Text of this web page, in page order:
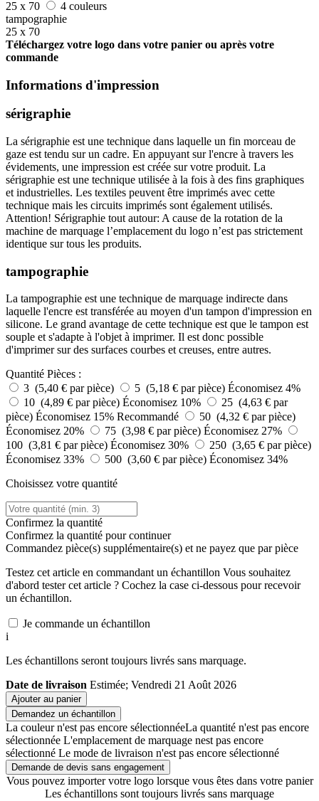
25 x 70
4 couleurs
tampographie
25 x 70
Téléchargez votre logo dans votre panier ou après votre
commande
Informations d'impression
sérigraphie
La sérigraphie est une technique dans laquelle un fin morceau de
gaze est tendu sur un cadre. En appuyant sur l'encre à travers les
évidements, une impression est créée sur votre produit. La
sérigraphie est une technique utilisée à la fois à des fins graphiques
et industrielles. Les textiles peuvent être imprimés avec cette
technique mais les circuits imprimés sont également utilisés.
Attention! Sérigraphie tout autour: A cause de la rotation de la
machine de marquage l’emplacement du logo n’est pas strictement
identique sur tous les produits.
tampographie
La tampographie est une technique de marquage indirecte dans
laquelle l'encre est transférée au moyen d'un tampon d'impression en
silicone. Le grand avantage de cette technique est que le tampon est
souple et s'adapte à l'objet à imprimer. Il est donc possible
d'imprimer sur des surfaces courbes et creuses, entre autres.
Quantité Pièces :
3 (5,40 € par pièce)
5 (5,18 € par pièce) Économisez 4%
10 (4,89 € par pièce) Économisez 10%
25 (4,63 € par
pièce) Économisez 15% Recommandé
50 (4,32 € par pièce)
Économisez 20%
75 (3,98 € par pièce) Économisez 27%
100 (3,81 € par pièce) Économisez 30%
250 (3,65 € par pièce)
Économisez 33%
500 (3,60 € par pièce) Économisez 34%
Choisissez votre quantité
Confirmez la quantité
Confirmez la quantité pour continuer
Commandez pièce(s) supplémentaire(s) et ne payez que par pièce
Testez cet article en commandant un échantillon Vous souhaitez
d'abord tester cet article ? Cochez la case ci-dessous pour recevoir
un échantillon.
Je commande un échantillon
i
Les échantillons seront toujours livrés sans marquage.
Date de livraison Estimée; Vendredi 21 Août 2026
Ajouter au panier
Demandez un échantillon
La couleur n'est pas encore sélectionnéeLa quantité n'est pas encore
sélectionnée L'emplacement de marquage nest pas encore
sélectionné Le mode de livraison n'est pas encore sélectionné
Demande de devis sans engagement
Vous pouvez importer votre logo lorsque vous êtes dans votre panier
Les échantillons sont toujours livrés sans marquage